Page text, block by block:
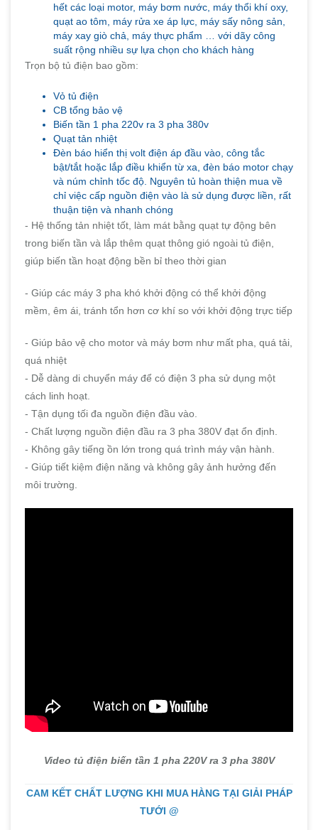
hết các loại motor, máy bơm nước, máy thổi khí oxy,
quạt ao tôm, máy rửa xe áp lực, máy sấy nông sản,
máy xay giò chả, máy thực phẩm … với dãy công
suất rộng nhiều sự lựa chọn cho khách hàng
Trọn bộ tủ điện bao gồm:
Vỏ tủ điện
CB tổng bảo vệ
Biến tần 1 pha 220v ra 3 pha 380v
Quạt tản nhiệt
Đèn báo hiển thị volt điện áp đầu vào, công tắc
bật/tắt hoặc lắp điều khiển từ xa, đèn báo motor chạy
và núm chỉnh tốc độ. Nguyên tủ hoàn thiện mua về
chỉ việc cấp nguồn điện vào là sử dụng được liền, rất
thuận tiện và nhanh chóng
- Hệ thống tản nhiệt tốt, làm mát bằng quạt tự động bên
trong biến tần và lắp thêm quạt thông gió ngoài tủ điện,
giúp biến tần hoạt động bền bỉ theo thời gian
- Giúp các máy 3 pha khó khởi động có thể khởi động
mềm, êm ái, tránh tổn hơn cơ khí so với khởi động trực tiếp
- Giúp bảo vệ cho motor và máy bơm như mất pha, quá tải,
quá nhiệt
- Dễ dàng di chuyển máy để có điện 3 pha sử dụng một
cách linh hoạt.
- Tận dụng tối đa nguồn điện đầu vào.
- Chất lượng nguồn điện đầu ra 3 pha 380V đạt ổn định.
- Không gây tiếng ồn lớn trong quá trình máy vận hành.
- Giúp tiết kiệm điện năng và không gây ảnh hưởng đến
môi trường.
Video tủ điện biến tần 1 pha 220V ra 3 pha 380V
CAM KẾT CHẤT LƯỢNG KHI MUA HÀNG TẠI GIẢI PHÁP
TƯỚI @